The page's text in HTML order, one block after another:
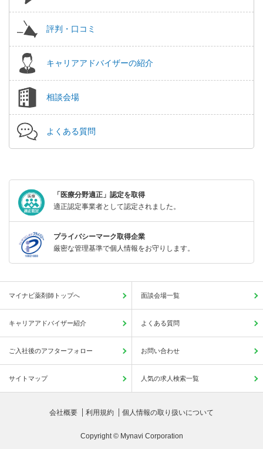
評判・口コミ
キャリアアドバイザーの紹介
相談会場
よくある質問
「医療分野適正」認定を取得
適正認定事業者として認定されました。
プライバシーマーク取得企業
厳密な管理基準で個人情報をお守りします。
マイナビ薬剤師トップへ 面談会場一覧
キャリアアドバイザー紹介 よくある質問
ご入社後のアフターフォロー お問い合わせ
サイトマップ 人気の求人検索一覧
会社概要 利用規約 個人情報の取り扱いについて
Copyright © Mynavi Corporation